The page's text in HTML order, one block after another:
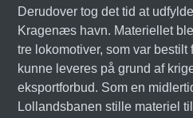
Derudover tog det tid at
Kragenæs havn. Materiellet
tre lokomotiver, som var
kunne leveres på grund af
eksportforbud. Som en
Lollandsbanen stille materiel